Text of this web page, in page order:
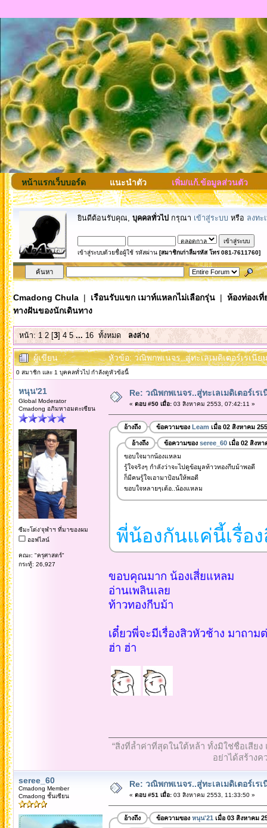
หน้าแรกเว็บบอร์ด แนะนำตัว เพิ่ม/แก้.ข้อมูลส่วนตัว
ยินดีต้อนรับคุณ, บุคคลทั่วไป กรุณา เข้าสู่ระบบ หรือ ลงทะ
เข้าสู่ระบบด้วยชื่อผู้ใช้ รหัสผ่าน [สมาชิกเก่าลืมรหัส โทร 081-7611760]
Cmadong Chula| เรือนรับแขก เมาท์แหลกไม่เลือกรุ่น| ห้องท่องเ
ทางฝันของนักเดินทาง
หน้า:1 2[3]4 5 ...16 ทั้งหมด ลงล่าง
ผู้เขียน หัวข้อ: วณิพกพเนจร..สู่ทะเลเมดิเตอร์เรเนี
0 สมาชิก และ 1 บุคคลทั่วไป กำลังดูหัวข้อนี้
หนุน'21
Global Moderator
Cmadong อภิมหาอมตะเซียน
ซีมะโด่ง'จุฬาฯ ที่มาของผม
ออฟไลน์
คณะ: "ครุศาสตร์"
กระทู้: 26,927
Re: วณิพกพเนจร..สู่ทะเลเมดิเตอร์เร
« ตอบ #50 เมื่อ:03 สิงหาคม 2553, 07:42:11 »
อ้างถึง ข้อความของ Leam เมื่อ 02 สิงหาคม
อ้างถึง ข้อความของ seree_60เมื่อ 02 สิงหา
ขอบใจมากน้องแหลม
รู้ใจจริงๆ กำลังว่าจะไปดูข้อมูลท้าวทองกีบม้าพอดี
ก็มีคนรู้ใจเอามาป้อนให้พอดี
ขอบใจหลายๆเด้อ..น้องแหลม
พี่น้องกันแค่นี้เรื่อ
ขอบคุณมาก น้องเสี่ยแหลม
อ่านเพลินเลย
ท้าวทองกีบม้า
เดี๋ยวพี่จะมีเรื่องสิวหัวช้าง มาถาม
ฮ่า ฮ่า
“สิ่งที่ล้ำค่าที่สุดในใต้หล้า ทั้งมิใช่ชื่อเสีย
อย่าได้สร้างค
seree_60
Cmadong Member
Cmadong ชั้นเซียน
Re: วณิพกพเนจร..สู่ทะเลเมดิเตอร์เร
« ตอบ #51 เมื่อ:03 สิงหาคม 2553, 11:33:50 »
อ้างถึง ข้อความของ หนุน'21 เมื่อ 03 สิงหาคม